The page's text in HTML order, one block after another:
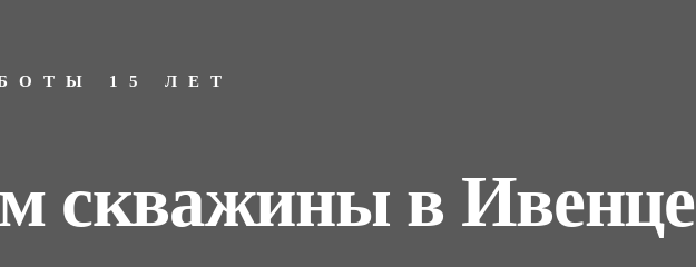
15 ЛЕТ
скважины в Ивенце